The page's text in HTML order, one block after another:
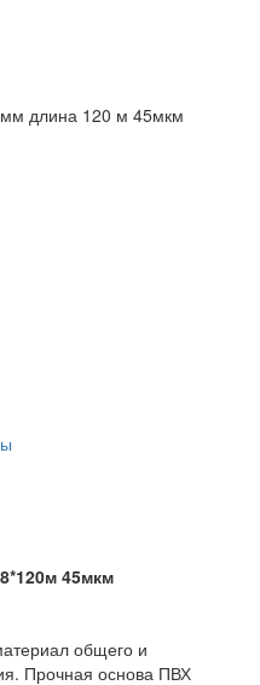
длина 120 м 45мкм
45мкм
общего и
Прочная основа ПВХ